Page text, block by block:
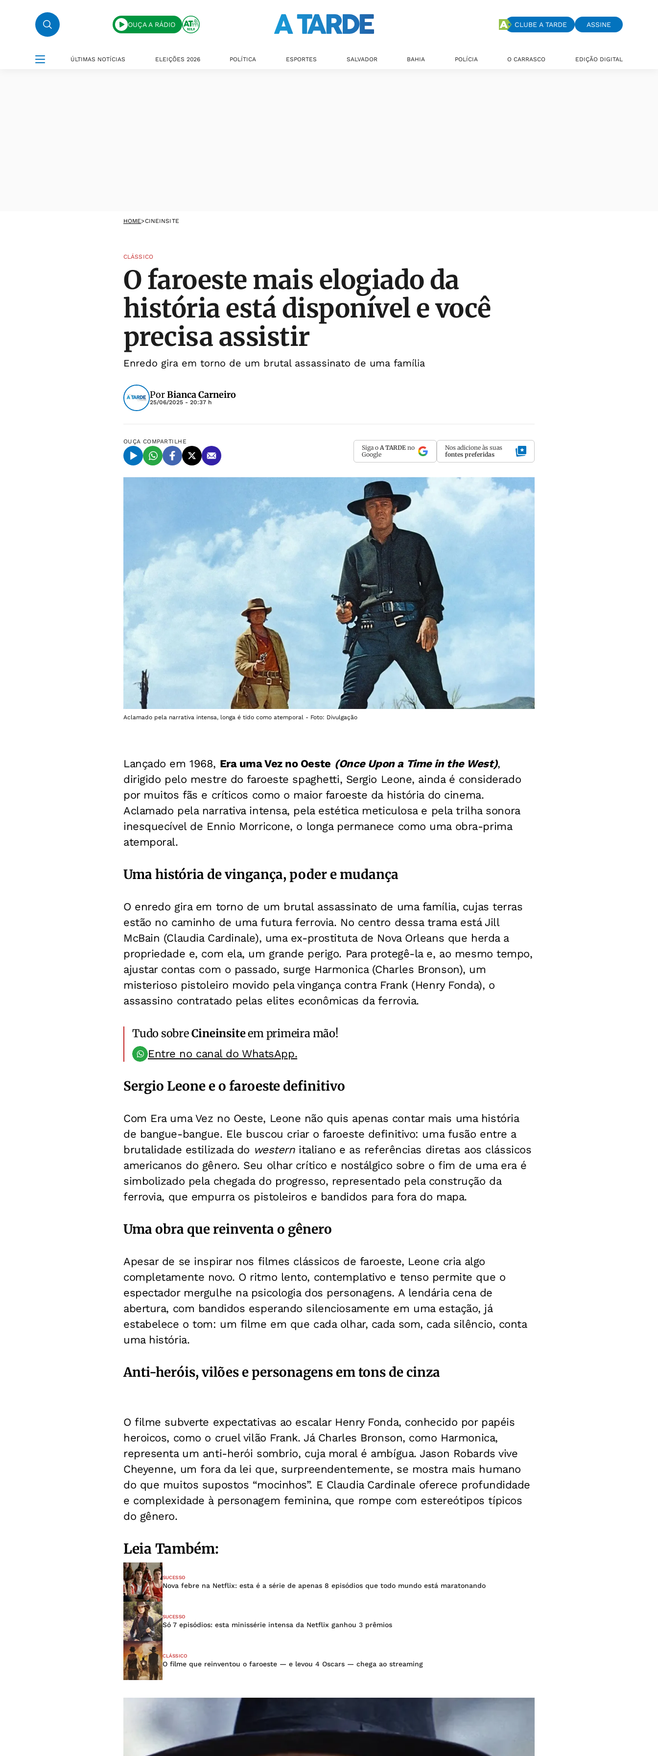
OUÇA A RÁDIO CLUBE A TARDE ASSINE
ÚLTIMAS NOTÍCIAS ELEIÇÕES 2026 POLÍTICA ESPORTES SALVADOR BAHIA POLÍCIA O CARRASCO EDIÇÃO DIGITAL
HOME>CINEINSITE
CLÁSSICO
O faroeste mais elogiado da
história está disponível e você
precisa assistir
Enredo gira em torno de um brutal assassinato de uma família
PorBianca Carneiro
25/06/2025 - 20:37 h
OUÇA COMPARTILHE
Siga o A TARDE no
Google
Nos adicione às suas
fontes preferidas
Aclamado pela narrativa intensa, longa é tido como atemporal - Foto: Divulgação
Lançado em 1968, Era uma Vez no Oeste (Once Upon a Time in the West),
dirigido pelo mestre do faroeste spaghetti, Sergio Leone, ainda é considerado
por muitos fãs e críticos como o maior faroeste da história do cinema.
Aclamado pela narrativa intensa, pela estética meticulosa e pela trilha sonora
inesquecível de Ennio Morricone, o longa permanece como uma obra-prima
atemporal.
Uma história de vingança, poder e mudança
O enredo gira em torno de um brutal assassinato de uma família, cujas terras
estão no caminho de uma futura ferrovia. No centro dessa trama está Jill
McBain (Claudia Cardinale), uma ex-prostituta de Nova Orleans que herda a
propriedade e, com ela, um grande perigo. Para protegê-la e, ao mesmo tempo,
ajustar contas com o passado, surge Harmonica (Charles Bronson), um
misterioso pistoleiro movido pela vingança contra Frank (Henry Fonda), o
assassino contratado pelas elites econômicas da ferrovia.
Tudo sobreCineinsiteem primeira mão!
Entre no canal do WhatsApp.
Sergio Leone e o faroeste definitivo
Com Era uma Vez no Oeste, Leone não quis apenas contar mais uma história
de bangue-bangue. Ele buscou criar o faroeste definitivo: uma fusão entre a
brutalidade estilizada do western italiano e as referências diretas aos clássicos
americanos do gênero. Seu olhar crítico e nostálgico sobre o fim de uma era é
simbolizado pela chegada do progresso, representado pela construção da
ferrovia, que empurra os pistoleiros e bandidos para fora do mapa.
Uma obra que reinventa o gênero
Apesar de se inspirar nos filmes clássicos de faroeste, Leone cria algo
completamente novo. O ritmo lento, contemplativo e tenso permite que o
espectador mergulhe na psicologia dos personagens. A lendária cena de
abertura, com bandidos esperando silenciosamente em uma estação, já
estabelece o tom: um filme em que cada olhar, cada som, cada silêncio, conta
uma história.
Anti-heróis, vilões e personagens em tons de cinza
O filme subverte expectativas ao escalar Henry Fonda, conhecido por papéis
heroicos, como o cruel vilão Frank. Já Charles Bronson, como Harmonica,
representa um anti-herói sombrio, cuja moral é ambígua. Jason Robards vive
Cheyenne, um fora da lei que, surpreendentemente, se mostra mais humano
do que muitos supostos “mocinhos”. E Claudia Cardinale oferece profundidade
e complexidade à personagem feminina, que rompe com estereótipos típicos
do gênero.
Leia Também:
SUCESSO
Nova febre na Netflix: esta é a série de apenas 8 episódios que todo mundo está maratonando
SUCESSO
Só 7 episódios: esta minissérie intensa da Netflix ganhou 3 prêmios
CLÁSSICO
O filme que reinventou o faroeste — e levou 4 Oscars — chega ao streaming